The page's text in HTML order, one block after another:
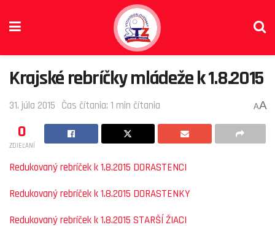
Krajské rebríčky mládeže k 1.8.2015
31. júla 2015 Čas čítania: 1 min čítania AA
0
ZDIEĽANÍ
Redukovaný rebríček k 1.8.2015 DORASTENCI
Redukovaný rebríček k 1.8.2015 DORASTENKY
Redukovaný rebríček k 1.8.2015 STARŠÍ ŽIACI